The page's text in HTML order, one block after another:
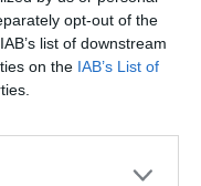
opt-out of the
list of downstream
on the IAB’s List of